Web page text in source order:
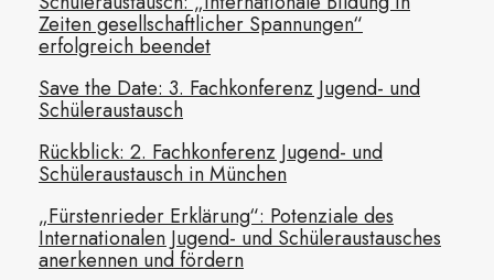
Zeiten gesellschaftlicher Spannungen“
erfolgreich beendet
Save the Date: 3. Fachkonferenz Jugend- und
Schüleraustausch
Rückblick: 2. Fachkonferenz Jugend- und
Schüleraustausch in München
„Fürstenrieder Erklärung“: Potenziale des
Internationalen Jugend- und Schüleraustausches
anerkennen und fördern